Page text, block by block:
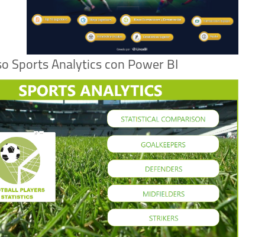
Sports Analytics con Power BI